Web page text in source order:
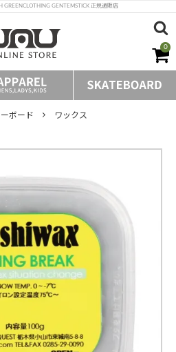
GREENCLOTHING GENTEMSTICK 正規通販店
0
ボード ワックス